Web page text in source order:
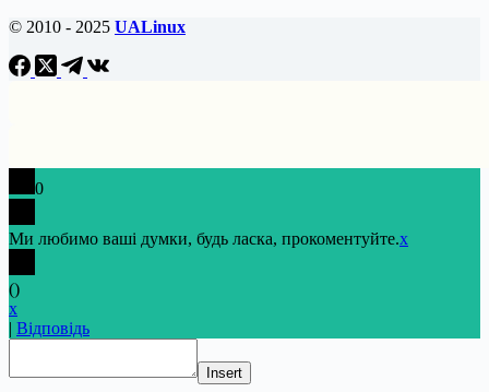
© 2010 - 2025 UALinux
0
Ми любимо ваші думки, будь ласка, прокоментуйте.x
()
x
| Відповідь
Insert